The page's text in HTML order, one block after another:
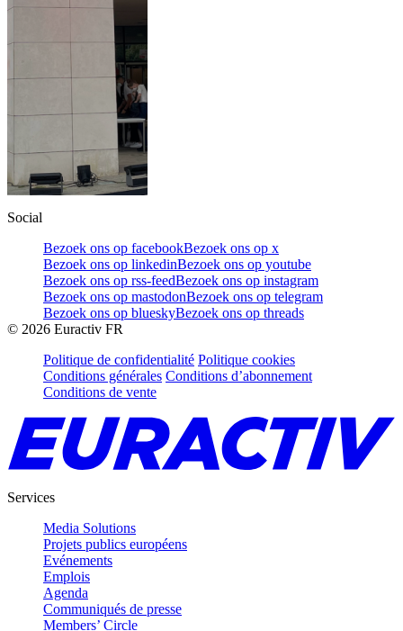
Social
Bezoek ons op facebookBezoek ons op x
Bezoek ons op linkedinBezoek ons op youtube
Bezoek ons op rss-feedBezoek ons op instagram
Bezoek ons op mastodonBezoek ons op telegram
Bezoek ons op blueskyBezoek ons op threads
© 2026 Euractiv FR
Politique de confidentialité Politique cookies
Conditions générales Conditions d’abonnement
Conditions de vente
Services
Media Solutions
Projets publics européens
Evénements
Emplois
Agenda
Communiqués de presse
Members’ Circle